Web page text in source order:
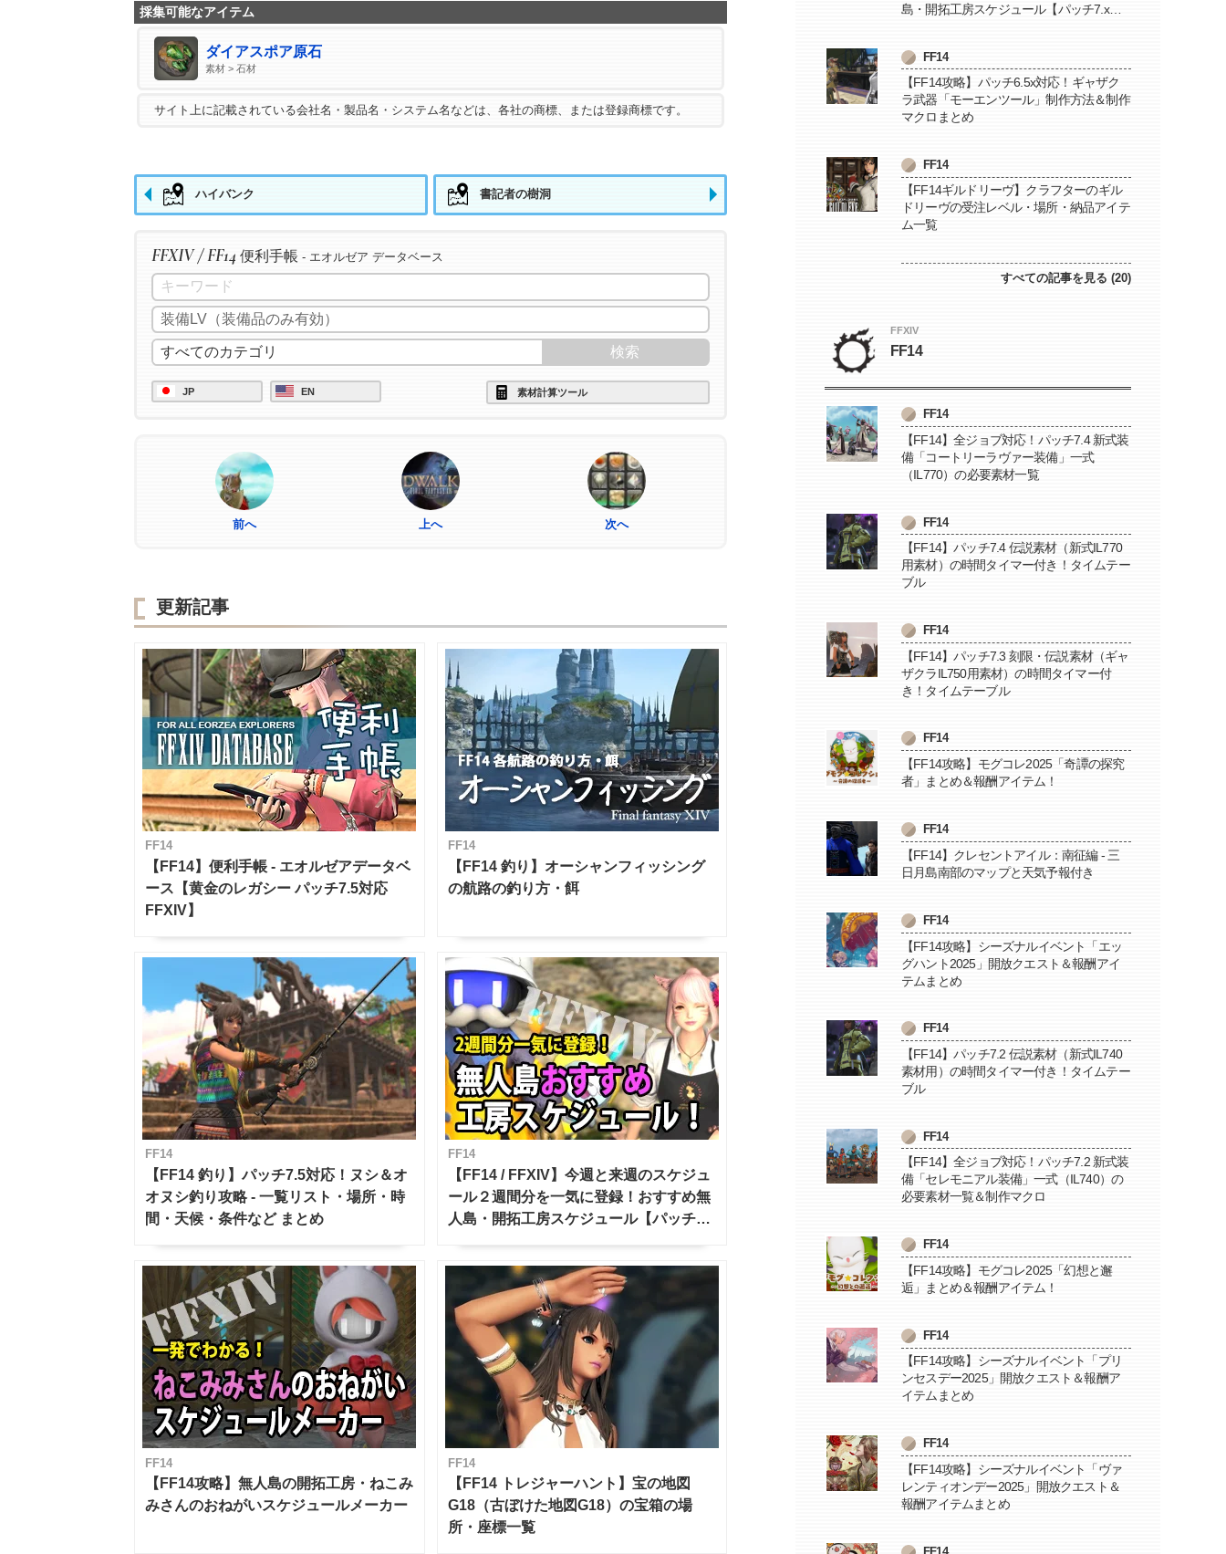
採集可能なアイテム
ダイアスポア原石
素材 > 石材
サイト上に記載されている会社名・製品名・システム名などは、各社の商標、または登録商標です。
ハイバンク 書記者の樹洞
FFXIV / FF14 便利手帳 - エオルゼア データベース
JP EN 素材計算ツール
前へ 上へ 次へ
更新記事
FF14
【FF14】便利手帳 - エオルゼアデータベ
ース【黄金のレガシー パッチ7.5対応
FFXIV】
FF14
【FF14 釣り】オーシャンフィッシング
の航路の釣り方・餌
FF14
【FF14 釣り】パッチ7.5対応！ヌシ＆オ
オヌシ釣り攻略 - 一覧リスト・場所・時
間・天候・条件など まとめ
FF14
【FF14 / FFXIV】今週と来週のスケジュ
ール２週間分を一気に登録！おすすめ無
人島・開拓工房スケジュール【パッチ7.x
FF14
【FF14攻略】無人島の開拓工房・ねこみ
みさんのおねがいスケジュールメーカー
FF14
【FF14 トレジャーハント】宝の地図
G18（古ぼけた地図G18）の宝箱の場
所・座標一覧
島・開拓工房スケジュール【パッチ7.x対
FF14
【FF14攻略】パッチ6.5x対応！ギャザク
ラ武器「モーエンツール」制作方法＆制作
マクロまとめ
FF14
【FF14ギルドリーヴ】クラフターのギル
ドリーヴの受注レベル・場所・納品アイテ
ム一覧
すべての記事を見る (20)
FFXIV
FF14
FF14
【FF14】全ジョブ対応！パッチ7.4 新式装
備「コートリーラヴァー装備」一式
（IL770）の必要素材一覧
FF14
【FF14】パッチ7.4 伝説素材（新式IL770
用素材）の時間タイマー付き！タイムテー
ブル
FF14
【FF14】パッチ7.3 刻限・伝説素材（ギャ
ザクラIL750用素材）の時間タイマー付
き！タイムテーブル
FF14
【FF14攻略】モグコレ2025「奇譚の探究
者」まとめ＆報酬アイテム！
FF14
【FF14】クレセントアイル：南征編 - 三
日月島南部のマップと天気予報付き
FF14
【FF14攻略】シーズナルイベント「エッ
グハント2025」開放クエスト＆報酬アイ
テムまとめ
FF14
【FF14】パッチ7.2 伝説素材（新式IL740
素材用）の時間タイマー付き！タイムテー
ブル
FF14
【FF14】全ジョブ対応！パッチ7.2 新式装
備「セレモニアル装備」一式（IL740）の
必要素材一覧＆制作マクロ
FF14
【FF14攻略】モグコレ2025「幻想と邂
逅」まとめ＆報酬アイテム！
FF14
【FF14攻略】シーズナルイベント「プリ
ンセスデー2025」開放クエスト＆報酬ア
イテムまとめ
FF14
【FF14攻略】シーズナルイベント「ヴァ
レンティオンデー2025」開放クエスト＆
報酬アイテムまとめ